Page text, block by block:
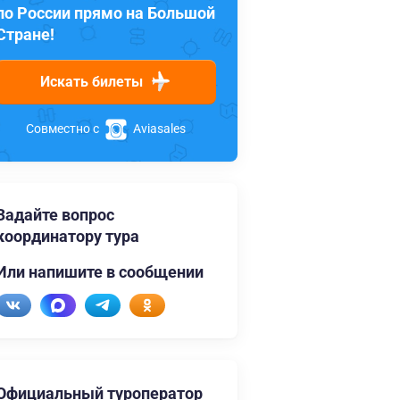
России прямо на Большой
Искать билеты
Совместно с Aviasales
вопрос
тура
напишите в сообщении
туроператор